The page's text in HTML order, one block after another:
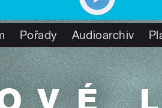
Pořady Audioarchiv